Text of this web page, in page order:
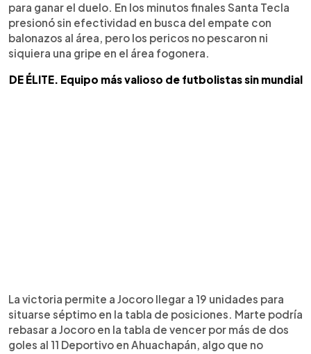
para ganar el duelo. En los minutos finales Santa Tecla
presionó sin efectividad en busca del empate con
balonazos al área, pero los pericos no pescaron ni
siquiera una gripe en el área fogonera.
DE ÉLITE. Equipo más valioso de futbolistas sin mundial
La victoria permite a Jocoro llegar a 19 unidades para
situarse séptimo en la tabla de posiciones. Marte podría
rebasar a Jocoro en la tabla de vencer por más de dos
goles al 11 Deportivo en Ahuachapán, algo que no